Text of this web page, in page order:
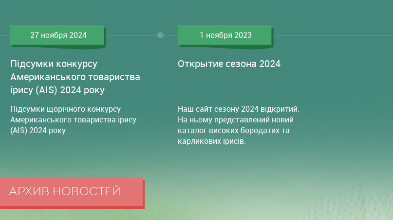
27 ноября 2024
Підсумки конкурсу
Американського товариства
ірису (AIS) 2024 року
Підсумки щорічного конкурсу
Американського товариства ірису
(AIS) 2024 року
1 ноября 2023
Открытие сезона 2024
Наш сайт сезону 2024 відкритий.
На ньому представлений новий
каталог високих бородатих та
карликових ірисів.
АРХИВ НОВОСТЕЙ